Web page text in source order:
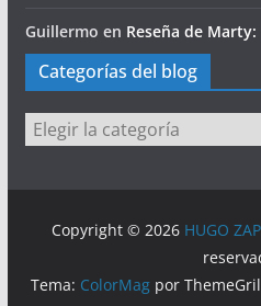
Guillermo en Reseña de
Categorías del blog
Categorías
del
Copyright © 2026 HUGO
Tema: ColorMag por